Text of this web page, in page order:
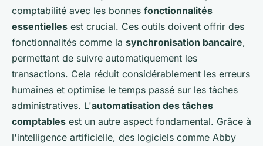
comptabilité avec les bonnes fonctionnalités
essentielles est crucial. Ces outils doivent offrir des
fonctionnalités comme la synchronisation bancaire,
permettant de suivre automatiquement les
transactions. Cela réduit considérablement les erreurs
humaines et optimise le temps passé sur les tâches
administratives. L'automatisation des tâches
comptables est un autre aspect fondamental. Grâce à
l'intelligence artificielle, des logiciels comme Abby